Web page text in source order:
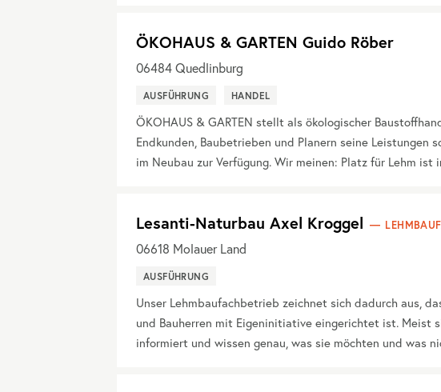
ÖKOHAUS & GARTEN Guido Röber
06484Quedlinburg
AUSFÜHRUNG HANDEL
ÖKOHAUS & GARTEN stellt als ökologischer
Endkunden, Baubetrieben und Planern seine Leistungen
im Neubau zur Verfügung. Wir meinen: Platz für Lehm ist
Lesanti-Naturbau Axel Kroggel
06618 Molauer Land
AUSFÜHRUNG
Unser Lehmbaufachbetrieb zeichnet sich dadurch aus,
und Bauherren mit Eigeninitiative eingerichtet ist. Meist
informiert und wissen genau, was sie möchten und was